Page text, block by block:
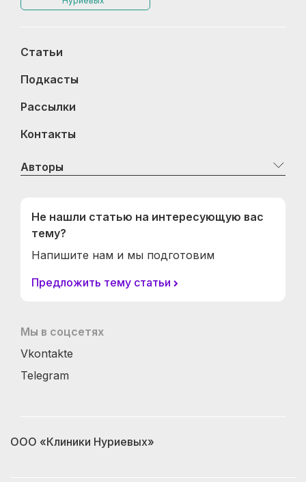
Статьи
Подкасты
Рассылки
Контакты
Авторы
Не нашли статью на интересующую вас
тему?
Напишите нам и мы подготовим
Предложить тему статьи
Мы в соцсетях
Vkontakte
Telegram
ООО «Клиники Нуриевых»